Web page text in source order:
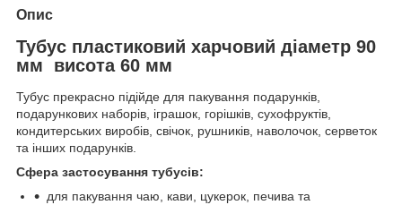
Опис
Тубус пластиковий харчовий діаметр 90
мм висота 60 мм
Тубус прекрасно підійде для пакування подарунків,
подарункових наборів, іграшок, горішків, сухофруктів,
кондитерських виробів, свічок, рушників, наволочок, серветок
та інших подарунків.
Сфера застосування тубусів:
для пакування чаю, кави, цукерок, печива та